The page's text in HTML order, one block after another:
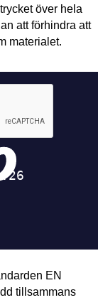
över hela
att förhindra att
materialet.
EN
tillsammans